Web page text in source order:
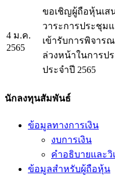
4 ม.ค.
2565
ขอเชิญผู้ถือหุ้นเส
วาระการประชุม
เข้ารับการพิจาร
ล่วงหน้าในการ
ประจำปี 2565
นักลงทุนสัมพันธ์
ข้อมูลทางการเงิน
งบการเงิน
คำอธิบายและวิ
ข้อมูลสำหรับผู้ถือหุ้น